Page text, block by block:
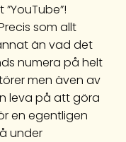
som allt
än vad det
numera på helt
men även av
leva på att göra
en egentligen
under